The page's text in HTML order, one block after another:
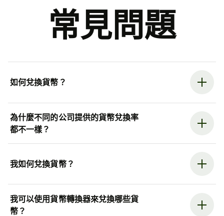
常見問題
如何兌換貨幣？
為什麼不同的公司提供的貨幣兌換率
都不一樣？
我如何兌換貨幣？
我可以使用貨幣轉換器來兌換哪些貨
幣？